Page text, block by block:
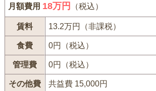
月額費用 18万円 （税込）
賃料 13.2万円（非課税）
食費 0円（税込）
管理費 0円（税込）
その他費
共益費 15,000円